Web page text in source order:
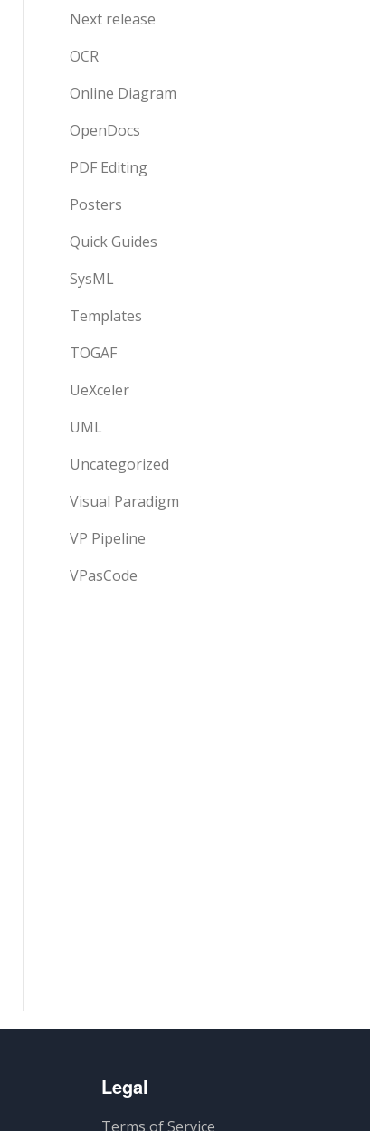
Next release
OCR
Online Diagram
OpenDocs
PDF Editing
Posters
Quick Guides
SysML
Templates
TOGAF
UeXceler
UML
Uncategorized
Visual Paradigm
VP Pipeline
VPasCode
Legal
Terms of Service